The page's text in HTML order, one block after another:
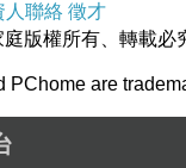
人聯絡 徵才
庭版權所有、轉載必
PChome are